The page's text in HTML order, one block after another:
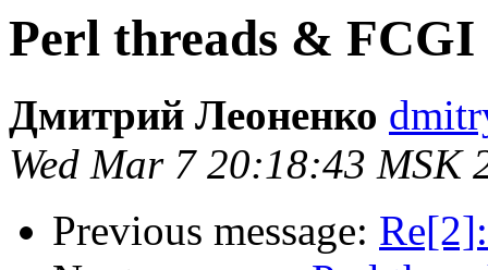
Perl threads &
Дмитрий Леоненко
Wed Mar 7 20:18:43 MSK
Previous message: